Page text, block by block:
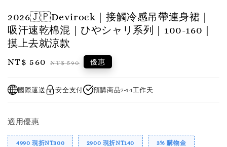
2026🇯🇵Devirock｜接觸冷感吊帶連身裙｜
吸汗速乾棉混｜ひやシャリ系列｜100-160｜
摸上去就涼款
Sale
NT$ 560 Regular
NT$ 590 優惠
國際運送 安全支付 預購商品7-14工作天
適用優惠
4990 現折NT300 2900 現折NT140 3% 購物金